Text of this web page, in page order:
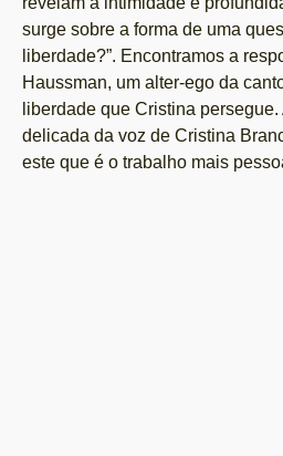
surge sobre a forma de uma
liberdade?”. Encontramos a
Haussman, um alter-ego da
liberdade que Cristina
delicada da voz de Cristina
este que é o trabalho mais